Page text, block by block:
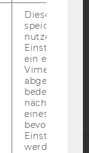
Dieses Cookie
speichert
ein
Vimeo-Video
abgespielt
bedeutet,
nächsten
eines Vimeo-
bevorzugten
werden.